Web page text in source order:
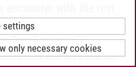
encounter with the rest
century, as seen
“post-colonial”
are focused on
settings
only necessary cookies